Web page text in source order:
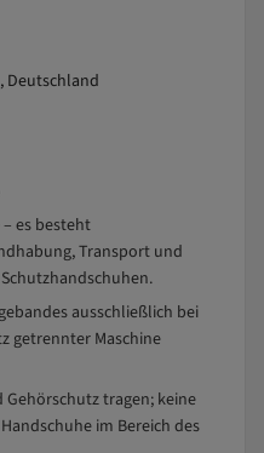
Deutschland
es besteht
Transport und
ausschließlich bei
getrennter Maschine
tragen; keine
im Bereich des